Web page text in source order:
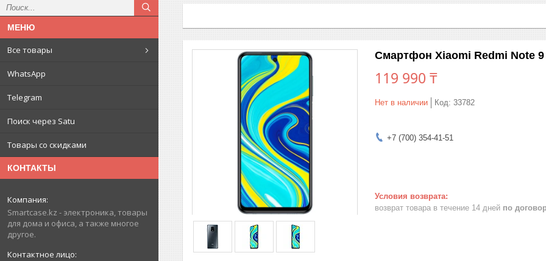
Все товары
WhatsApp
Telegram
Поиск через Satu
Товары со скидками
КОНТАКТЫ
Smartcase.kz - электроника, товары
для дома и офиса, а также многое
другое.
Смартфон Xiaomi Redmi Note 9
119 990 ₸
Нет в наличии Код: 33782
+7 (700) 354-41-51
возврат товара в течение 14 дней по